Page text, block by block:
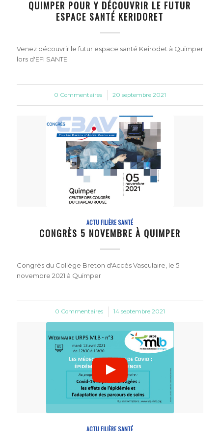
QUIMPER POUR Y DÉCOUVRIR LE FUTUR
ESPACE SANTÉ KERIDORET
Venez découvrir le futur espace santé Keirodet à Quimper
lors d'EFI SANTE
0 Commentaires
/ 20 septembre 2021
ACTU FILIÈRE SANTÉ
CONGRÈS 5 NOVEMBRE À QUIMPER
Congrès du Collège Breton d'Accès Vasculaire, le 5
novembre 2021 à Quimper
0 Commentaires
/ 14 septembre 2021
ACTU FILIÈRE SANTÉ